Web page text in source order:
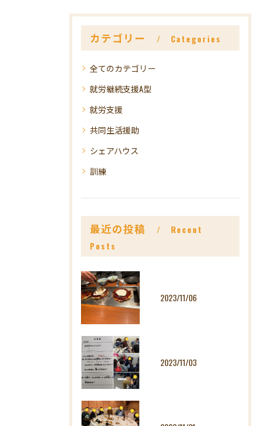
カテゴリー Categories
全てのカテゴリー
就労継続支援A型
就労支援
共同生活援助
シェアハウス
訓練
最近の投稿
Recent
Posts
2023/11/06
2023/11/03